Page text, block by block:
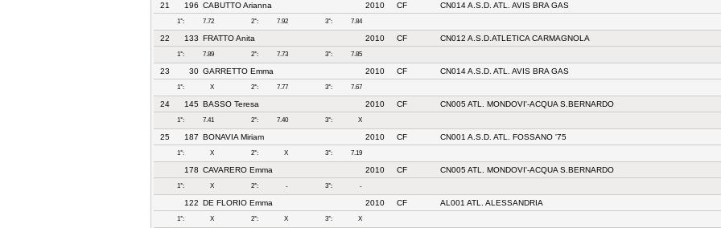
21 196 CABUTTO Arianna 2010 CF CN014 A.S.D. ATL. AVIS BRA GAS
1°: 7.72 2°: 7.92 3°: 7.84
22 133 FRATTO Anita 2010 CF CN012 A.S.D.ATLETICA CARMAGNOLA
1°: 7.89 2°: 7.73 3°: 7.85
23 30 GARRETTO Emma 2010 CF CN014 A.S.D. ATL. AVIS BRA GAS
1°: X 2°: 7.77 3°: 7.67
24 145 BASSO Teresa 2010 CF CN005 ATL. MONDOVI'-ACQUA S.BERNARDO
1°: 7.41 2°: 7.40 3°: X
25 187 BONAVIA Miriam 2010 CF CN001 A.S.D. ATL. FOSSANO '75
1°: X 2°: X 3°: 7.19
178 CAVARERO Emma 2010 CF CN005 ATL. MONDOVI'-ACQUA S.BERNARDO
1°: X 2°: - 3°: -
122 DE FLORIO Emma 2010 CF AL001 ATL. ALESSANDRIA
1°: X 2°: X 3°: X